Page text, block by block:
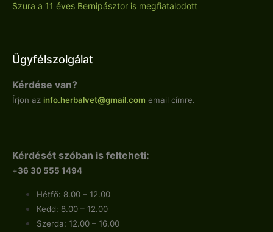
Szura a 11 éves Bernipásztor is megfiatalodott
Ügyfélszolgálat
Kérdése van?
Írjon az info.herbalvet@gmail.com email címre.
Kérdését szóban is felteheti:
+36 30 555 1494
Hétfő: 8.00 – 12.00
Kedd: 8.00 – 12.00
Szerda: 12.00 – 16.00